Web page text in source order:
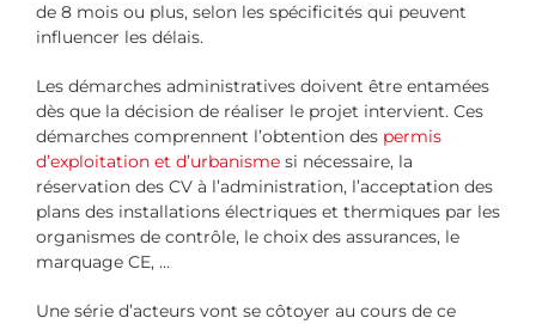
de 8 mois ou plus, selon les spécificités qui peuvent
influencer les délais.
Les démarches administratives doivent être entamées
dès que la décision de réaliser le projet intervient. Ces
démarches comprennent l’obtention des permis
d’exploitation et d’urbanisme si nécessaire, la
réservation des CV à l’administration, l’acceptation des
plans des installations électriques et thermiques par les
organismes de contrôle, le choix des assurances, le
marquage CE, …
Une série d’acteurs vont se côtoyer au cours de ce